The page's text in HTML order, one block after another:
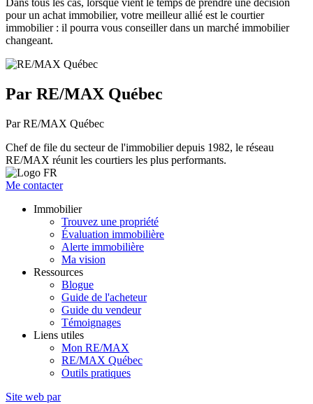
pour un achat immobilier, votre meilleur allié est le courtier
immobilier : il pourra vous conseiller dans un marché immobilier
changeant.
Par RE/MAX Québec
Par RE/MAX Québec
Chef de file du secteur de l'immobilier depuis 1982, le réseau
RE/MAX réunit les courtiers les plus performants.
Me contacter
Immobilier
Trouvez une propriété
Évaluation immobilière
Alerte immobilière
Ma vision
Ressources
Blogue
Guide de l'acheteur
Guide du vendeur
Témoignages
Liens utiles
Mon RE/MAX
RE/MAX Québec
Outils pratiques
Site web par